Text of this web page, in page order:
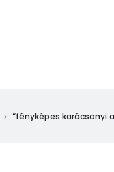
“fényképes karácsonyi